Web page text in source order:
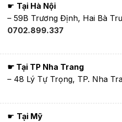
☛ Tại Hà Nội
– 59B Trương Định, Hai Bà
0702.899.337
☛ Tại TP Nha Trang
– 48 Lý Tự Trọng, TP. Nha
☛ Tại Mỹ